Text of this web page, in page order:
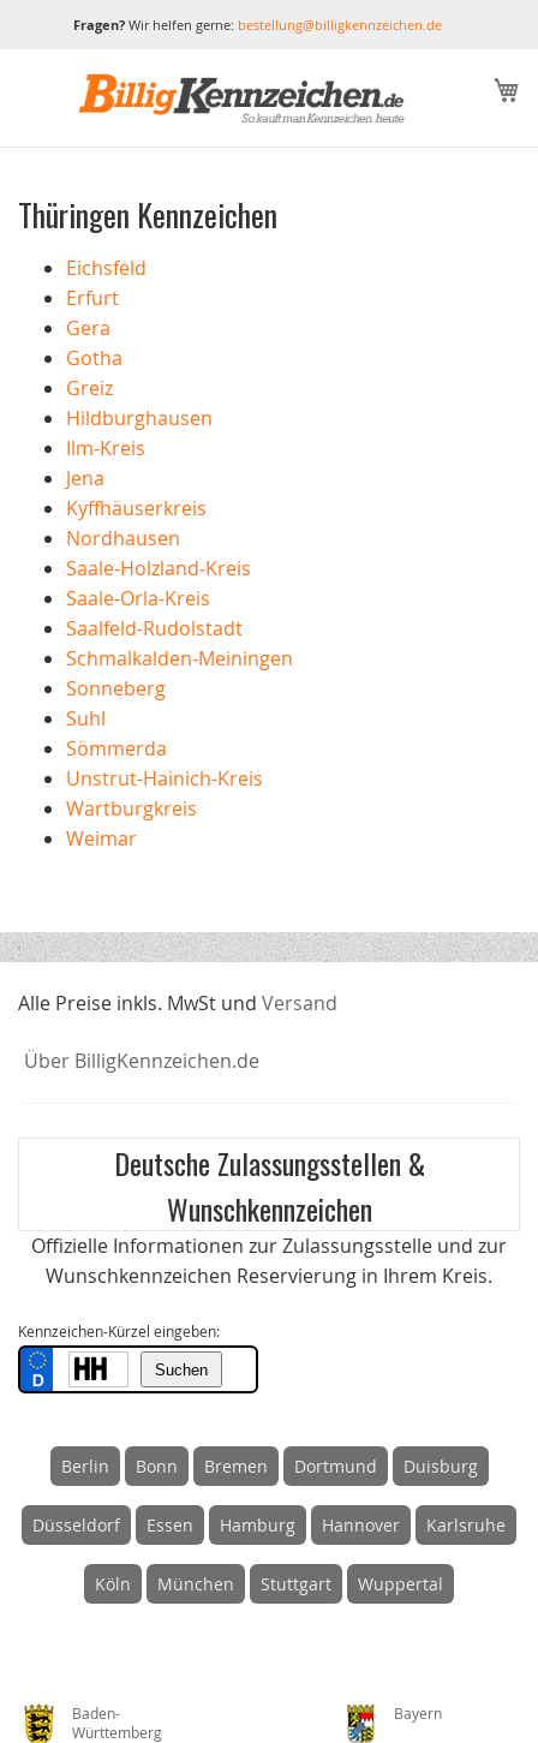
Fragen?Wir helfen gerne: bestellung@billigkennzeichen.de
Thüringen Kennzeichen
Eichsfeld
Erfurt
Gera
Gotha
Greiz
Hildburghausen
Ilm-Kreis
Jena
Kyffhäuserkreis
Nordhausen
Saale-Holzland-Kreis
Saale-Orla-Kreis
Saalfeld-Rudolstadt
Schmalkalden-Meiningen
Sonneberg
Suhl
Sömmerda
Unstrut-Hainich-Kreis
Wartburgkreis
Weimar
Alle Preise inkls. MwSt und Versand
Über BilligKennzeichen.de
Deutsche Zulassungsstellen &
Wunschkennzeichen
Offizielle Informationen zur Zulassungsstelle und zur
Wunschkennzeichen Reservierung in Ihrem Kreis.
Kennzeichen-Kürzel eingeben:
Berlin Bonn Bremen Dortmund Duisburg
Düsseldorf Essen Hamburg Hannover Karlsruhe
Köln München Stuttgart Wuppertal
Baden-
Württemberg
Bayern